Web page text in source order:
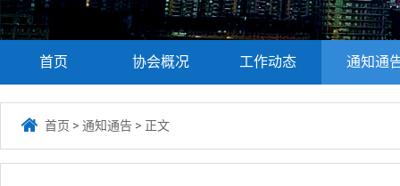
首页 协会概况 工作动态 通知通
 首页 > 通知通告 > 正文